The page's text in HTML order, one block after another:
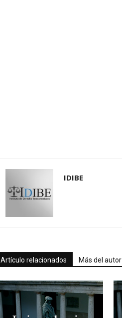
IDIBE
Artículo relacionados Más del autor